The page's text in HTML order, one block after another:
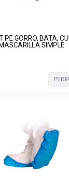
PE GORRO, BATA,
MASCARILLA SIMPLE